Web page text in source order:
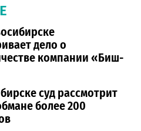
дело о
компании «Биш-
суд рассмотрит
более 200